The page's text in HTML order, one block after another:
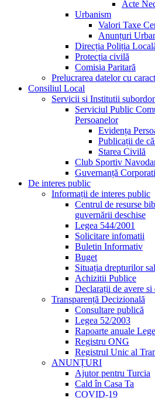
Acte
Urbanism
Valori Taxe
Anunțuri
Direcția Poliția
Protecția civilă
Comisia Paritară
Prelucrarea datelor cu
Consiliul Local
Servicii si Institutii
Serviciul Public
Persoanelor
Evidența
Publicații de
Starea Civilă
Club Sportiv
Guvernanță
De interes public
Informații de interes public
Centrul de resurse
guvernării deschise
Legea 544/2001
Solicitare infomatii
Buletin Informativ
Buget
Situația drepturilor
Achizitii Publice
Declarații de avere si
Transparență Decizională
Consultare publică
Legea 52/2003
Rapoarte anuale
Registru ONG
Registrul Unic al
ANUNȚURI
Ajutor pentru Turcia
Cald în Casa Ta
COVID-19